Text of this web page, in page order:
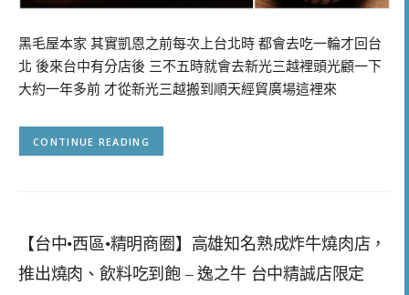
黑毛屋本家 其實凱恩之前每次上台北時 都會去吃一輪才回台
北 後來台中有分店後 三不五時就會去新光三越裡頭光顧一下
大約一年多前 才從新光三越搬到順天經貿廣場這裡來
CONTINUE READING
【台中•西區•精明商圈】高雄知名熟成炸牛燒肉店，
推出燒肉、飲料吃到飽 – 逸之牛 台中精誠店限定